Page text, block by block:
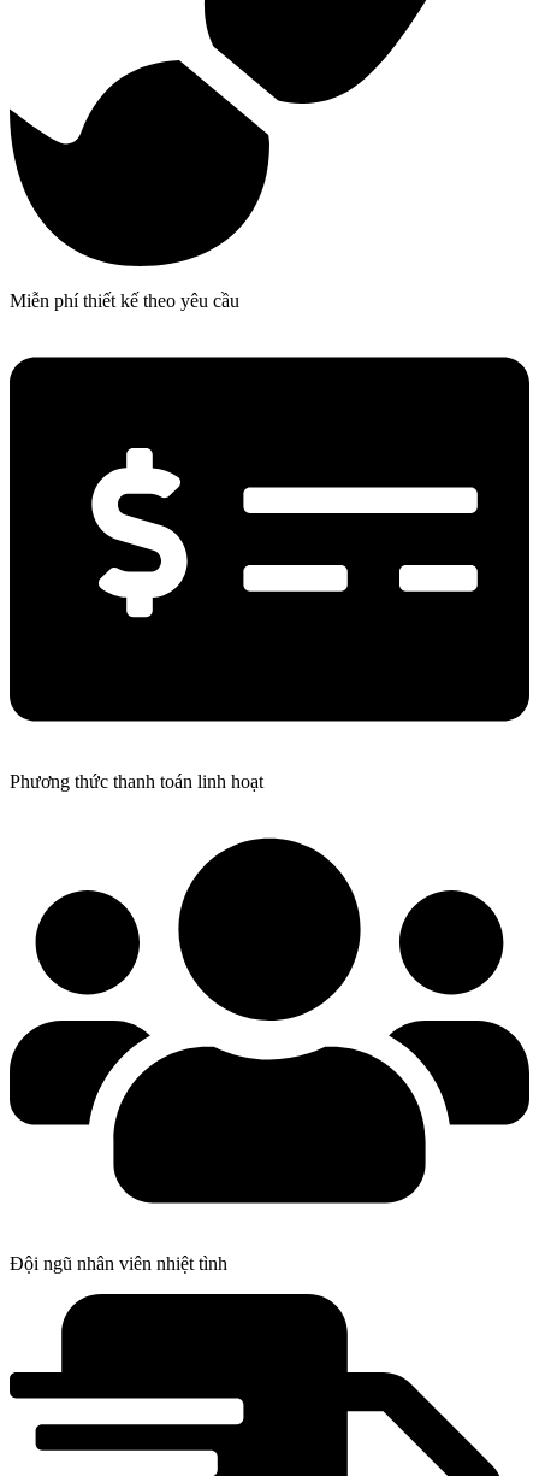
Miễn phí thiết kế theo yêu cầu
Phương thức thanh toán linh hoạt
Đội ngũ nhân viên nhiệt tình